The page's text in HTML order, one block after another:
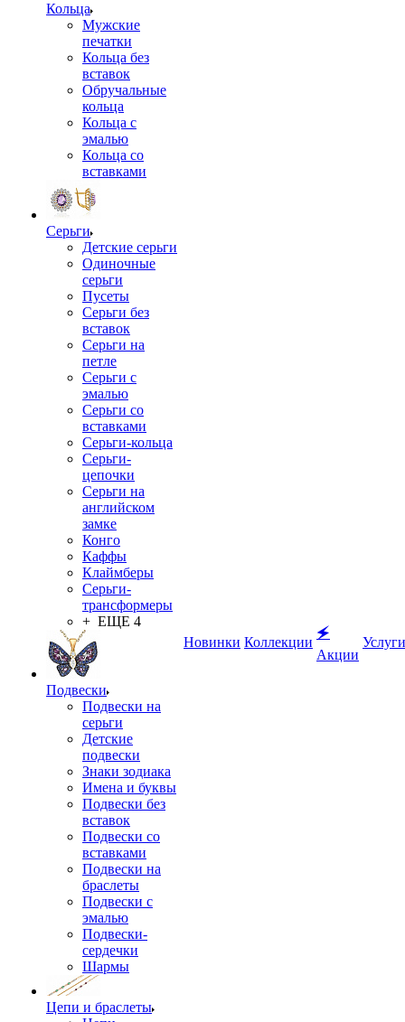
Кольца
Мужские
печатки
Кольца без
вставок
Обручальные
кольца
Кольца с
эмалью
Кольца со
вставками
Серьги
Детские серьги
Одиночные
серьги
Пусеты
Серьги без
вставок
Серьги на
петле
Серьги с
эмалью
Серьги со
вставками
Серьги-кольца
Серьги-
цепочки
Серьги на
английском
замке
Конго
Каффы
Клаймберы
Серьги-
трансформеры
+ ЕЩЕ 4
Подвески
Подвески на
серьги
Детские
подвески
Знаки зодиака
Имена и буквы
Подвески без
вставок
Подвески со
вставками
Подвески на
браслеты
Подвески с
эмалью
Подвески-
сердечки
Шармы
Цепи и браслеты
Новинки Коллекции
🗲
Акции
Услуги